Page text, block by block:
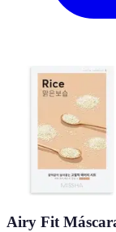
Airy Fit